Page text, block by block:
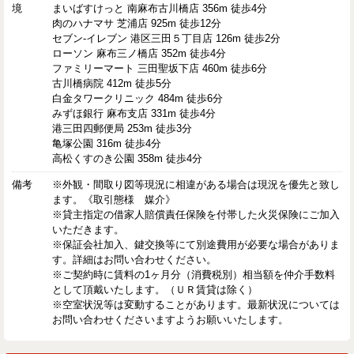
境
まいばすけっと 南麻布古川橋店 356m 徒歩4分
肉のハナマサ 芝浦店 925m 徒歩12分
セブン-イレブン 港区三田５丁目店 126m 徒歩2分
ローソン 麻布三ノ橋店 352m 徒歩4分
ファミリーマート 三田聖坂下店 460m 徒歩6分
古川橋病院 412m 徒歩5分
白金タワークリニック 484m 徒歩6分
みずほ銀行 麻布支店 331m 徒歩4分
港三田四郵便局 253m 徒歩3分
亀塚公園 316m 徒歩4分
高松くすのき公園 358m 徒歩4分
備考
※外観・間取り図等現況に相違がある場合は現況を優先と致し
ます。《取引態様 媒介》
※貸主指定の借家人賠償責任保険を付帯した火災保険にご加入
いただきます。
※保証会社加入、鍵交換等にて別途費用が必要な場合がありま
す。詳細はお問い合わせください。
※ご契約時に賃料の1ヶ月分（消費税別）相当額を仲介手数料
として頂戴いたします。（ＵＲ賃貸は除く）
※空室状況等は変動することがあります。最新状況については
お問い合わせくださいますようお願いいたします。